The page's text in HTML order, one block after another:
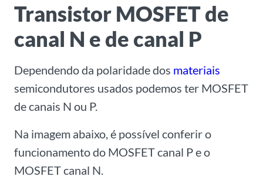
Transistor MOSFET de
canal N e de canal P
Dependendo da polaridade dos materiais
semicondutores usados podemos ter MOSFET
de canais N ou P.
Na imagem abaixo, é possível conferir o
funcionamento do MOSFET canal P e o
MOSFET canal N.